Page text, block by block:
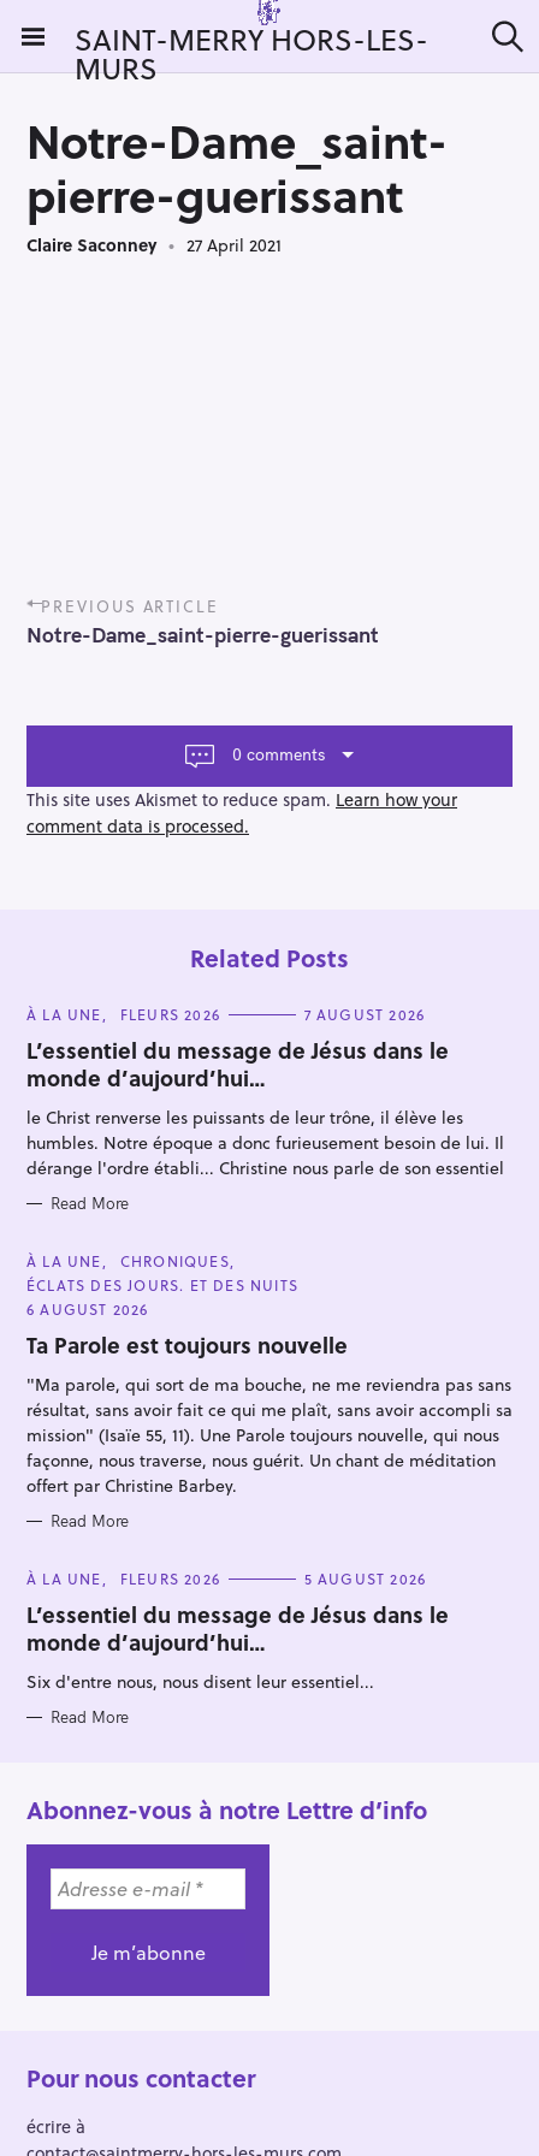
i
SAINT-MERRY HORS-LES-
MURS e
Notre-Dame_saint-
pierre-guerissant
Claire Saconney 27 April 2021
P
o
s
a
g
a
t
PREVIOUS ARTICLE
Notre-Dame_saint-pierre-guerissant
0 comments
This site uses Akismet to reduce spam. Learn how your
comment data is processed.
Related Posts
C
T
E
G
O
R
I
E
S
À LA UNE FLEURS 2026 7 AUGUST 2026
L’essentiel du message de Jésus dans le
monde d’aujourd’hui…
le Christ renverse les puissants de leur trône, il élève les
humbles. Notre époque a donc furieusement besoin de lui. Il
dérange l'ordre établi... Christine nous parle de son essentiel
Read More
C
A
T
E
G
O
R
E
À LA UNE
CHRONIQUES
ÉCLATS DES JOURS. ET DES NUITS
6 AUGUST 2026
Ta Parole est toujours nouvelle
"Ma parole, qui sort de ma bouche, ne me reviendra pas sans
résultat, sans avoir fait ce qui me plaît, sans avoir accompli sa
mission" (Isaïe 55, 11). Une Parole toujours nouvelle, qui nous
façonne, nous traverse, nous guérit. Un chant de méditation
offert par Christine Barbey.
Read More
C
T
E
G
O
R
I
S
À LA UNE FLEURS 2026 5 AUGUST 2026
L’essentiel du message de Jésus dans le
monde d’aujourd’hui…
Six d'entre nous, nous disent leur essentiel...
Read More
Abonnez-vous à notre Lettre d’info
Pour nous contacter
écrire à
S
e
a
r
h
f
o
r
: